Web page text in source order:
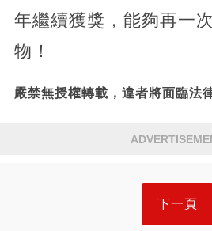
年繼續獲獎，能夠再一
物！
嚴禁無授權轉載，違者將面臨法
下一頁